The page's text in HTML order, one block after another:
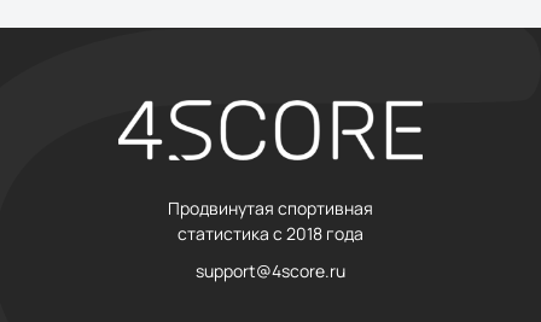
Продвинутая спортивная
статистика с 2018 года
support@4score.ru